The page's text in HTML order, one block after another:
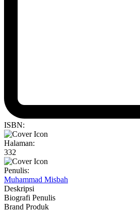
ISBN:
Halaman:
332
Penulis:
Muhammad Misbah
Deskripsi
Biografi Penulis
Brand Produk